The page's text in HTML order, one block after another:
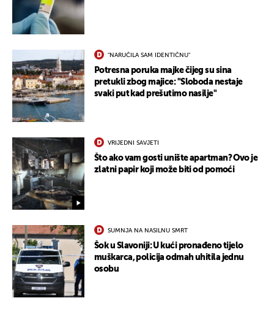
"NARUČILA SAM IDENTIČNU"
Potresna poruka majke čijeg su sina
pretukli zbog majice: "Sloboda nestaje
svaki put kad prešutimo nasilje"
VRIJEDNI SAVJETI
Što ako vam gosti unište apartman? Ovo je
zlatni papir koji može biti od pomoći
SUMNJA NA NASILNU SMRT
Šok u Slavoniji: U kući pronađeno tijelo
muškarca, policija odmah uhitila jednu
osobu